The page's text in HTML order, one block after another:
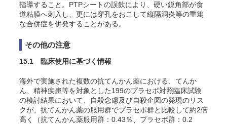
指導すること。PTPシートの誤飲により、硬い鋭角部が食
道粘膜へ刺入し、更には穿孔をおこして縦隔洞炎等の重篤
な合併症を併発することがある。
その他の注意
15.1 臨床使用に基づく情報
海外で実施された複数の抗てんかん薬における、てんか
ん、精神疾患等を対象とした199のプラセボ対照臨床試験
の検討結果において、自殺念慮及び自殺企図の発現のリス
クが、抗てんかん薬の服用群でプラセボ群と比較して約2倍
高く（抗てんかん薬服用群：0.43％、プラセボ群：0.2